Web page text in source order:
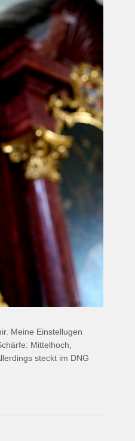
Meine Einstellugen
Mittelhoch,
steckt im DNG